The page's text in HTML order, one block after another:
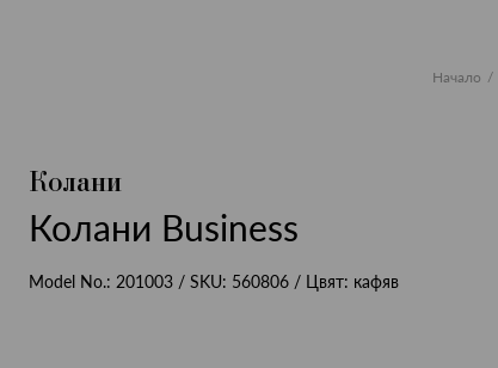
Начало
Колани
Колани Business
Model No.: 201003 / SKU: 560806 / Цвят: кафяв